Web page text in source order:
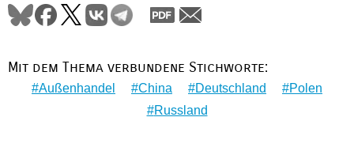
Mit dem Thema verbundene Stichworte:
Außenhandel China Deutschland
Polen
Russland